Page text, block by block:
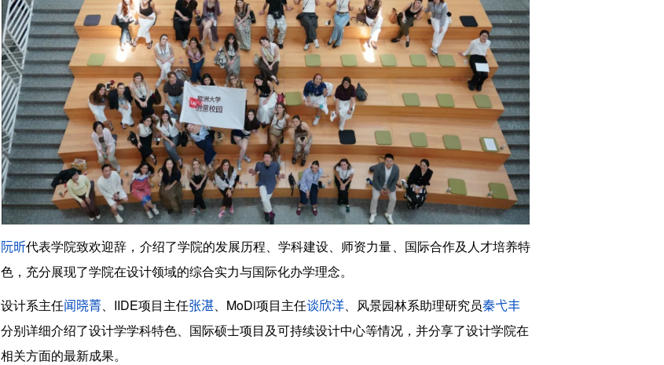
阮昕代表学院致欢迎辞，介绍了学院的发展历程、学科建设、师资力量、国际合作及人才培养特
色，充分展现了学院在设计领域的综合实力与国际化办学理念。
设计系主任闻晓菁 、IIDE项目主任张湛 、MoDi项目主任谈欣洋 、风景园林系助理研究员秦弋丰
分别详细介绍了设计学学科特色、国际硕士项目及可持续设计中心等情况，并分享了设计学院在
相关方面的最新成果。